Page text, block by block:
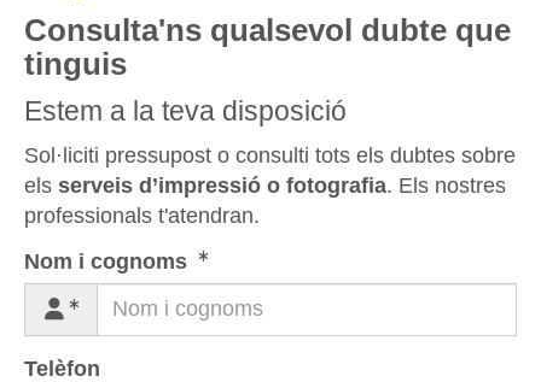
Consulta'ns qualsevol dubte que
tinguis
Estem a la teva disposició
Sol·liciti pressupost o consulti tots els dubtes sobre
els serveis d’impressió o fotografia. Els nostres
professionals t'atendran.
Nom i cognoms
Telèfon